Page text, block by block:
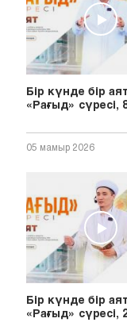
Бір күнде бір
«Рағыд» сүресі,
05 мамыр 2026
Бір күнде бір
«Рағыд» сүресі,